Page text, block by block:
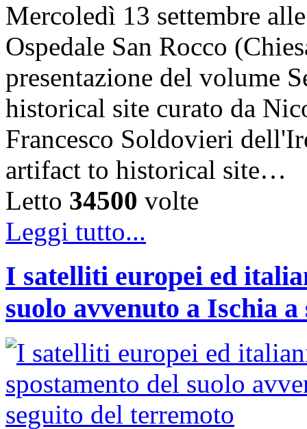
Mercoledì 13 settembre
Ospedale San Rocco
presentazione del volume
historical site curato da
Francesco Soldovieri
artifact to historical site…
Letto 34500 volte
Leggi tutto...
I satelliti europei ed
suolo avvenuto a Ischia